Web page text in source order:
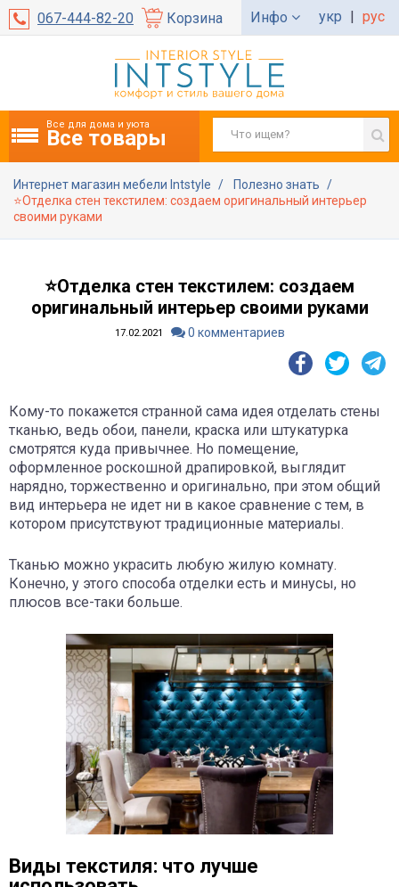
067-444-82-20 Корзина Инфо укр | рус
Все для дома и уюта
Все товары
Интернет магазин мебели Intstyle
Полезно знать
⭐Отделка стен текстилем: создаем оригинальный интерьер
своими руками
⭐Отделка стен текстилем: создаем
оригинальный интерьер своими руками
17.02.2021 0 комментариев
Кому-то покажется странной сама идея отделать стены
тканью, ведь обои, панели, краска или штукатурка
смотрятся куда привычнее. Но помещение,
оформленное роскошной драпировкой, выглядит
нарядно, торжественно и оригинально, при этом общий
вид интерьера не идет ни в какое сравнение с тем, в
котором присутствуют традиционные материалы.
Тканью можно украсить любую жилую комнату.
Конечно, у этого способа отделки есть и минусы, но
плюсов все-таки больше.
Виды текстиля: что лучше